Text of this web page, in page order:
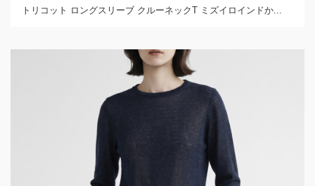
トリコット ロングスリーブ クルーネックT ミズイロインドか...